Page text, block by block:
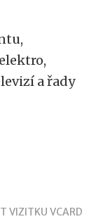
a řady
VIZITKU VCARD